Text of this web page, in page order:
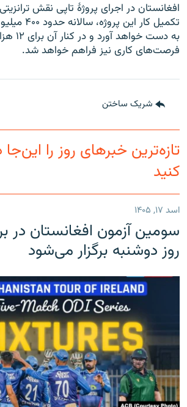
افغانستان در اجرای پروژۀ تاپی نقش
تکمیل کار این
به دست خواهد
فرصت‌های کاری نیز فراهم خواهد شد.
شریک ساختن
تازه‌ترین خبرهای روز را این‌جا
کنید
اسد ۱۷, ۱۴۰۵
سومین آزمون افغانستان در
روز دوشنبه برگزار می‌شود